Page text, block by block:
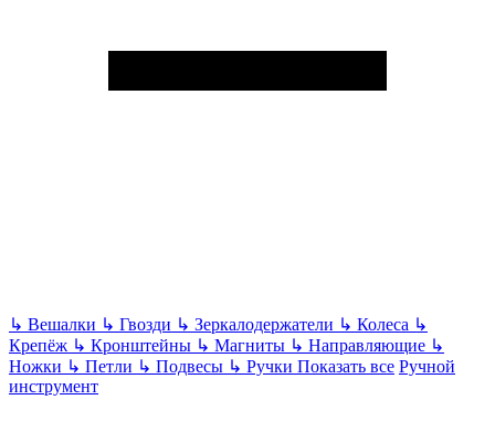
↳ Вешалки ↳ Гвозди ↳ Зеркалодержатели ↳ Колеса ↳
Крепёж ↳ Кронштейны ↳ Магниты ↳ Направляющие ↳
Ножки ↳ Петли ↳ Подвесы ↳ Ручки Показать все Ручной
инструмент